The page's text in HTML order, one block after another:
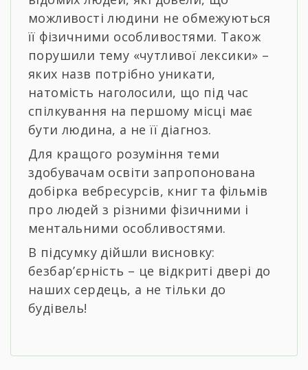
можливості людини не обмежуються
її фізичними особливостями. Також
порушили тему «чутливої лексики» –
яких назв потрібно уникати,
натомість наголосили, що під час
спілкування на першому місці має
бути людина, а не її діагноз.
Для кращого розуміння теми
здобувачам освіти запропонована
добірка вебресурсів, книг та фільмів
про людей з різними фізичними і
ментальними особливостями.
В підсумку дійшли висновку:
безбар’єрність – це відкриті двері до
наших сердець, а не тільки до
будівель!